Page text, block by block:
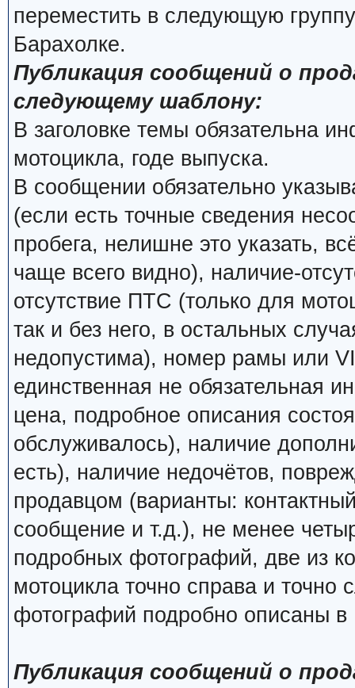
переместить в следующую
Барахолке.
Публикация сообщений о
следующему шаблону:
В заголовке темы обязательна
мотоцикла, годе выпуска.
В сообщении обязательно
(если есть точные сведения
пробега, нелишне это указать,
чаще всего видно), наличие-
отсутствие ПТС (только для
так и без него, в остальных
недопустима), номер рамы или
единственная не обязательная
цена, подробное описания
обслуживалось), наличие
есть), наличие недочётов,
продавцом (варианты:
сообщение и т.д.), не менее
подробных фотографий, две из
мотоцикла точно справа и
фотографий подробно описаны
Публикация сообщений о